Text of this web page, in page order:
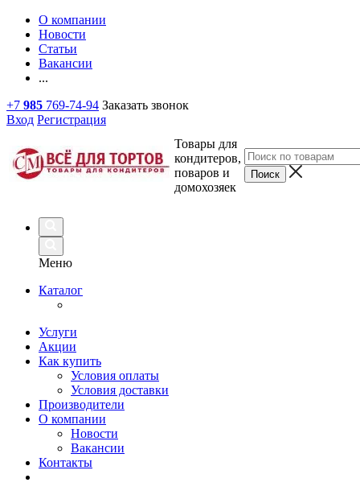
О компании
Новости
Статьи
Вакансии
...
+7 985 769-74-94 Заказать звонок
Вход Регистрация
Товары для
кондитеров,
поваров и
домохозяек
Меню
Каталог
Услуги
Акции
Как купить
Условия оплаты
Условия доставки
Производители
О компании
Новости
Вакансии
Контакты